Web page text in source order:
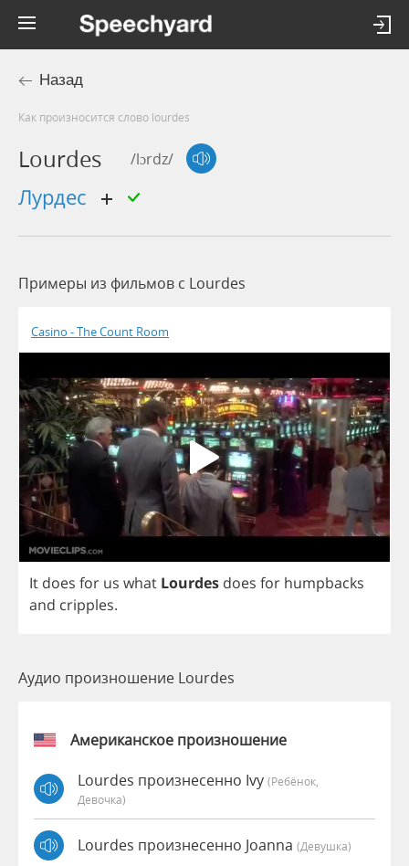
Назад
Как произносится слово lourdes
Lourdes /lɔrdz/
лурдес
Примеры из фильмов c Lourdes
Casino - The Count Room
It does for us what Lourdes does for humpbacks
and cripples.
Аудио произношение Lourdes
Американское произношение
Lourdes произнесенно Ivy (Ребёнок,
Девочка)
Lourdes произнесенно Joanna (девушка)